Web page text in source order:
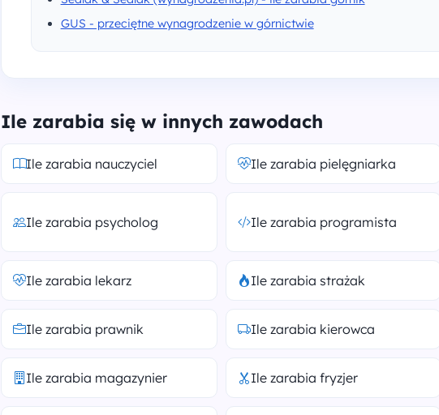
GUS - przeciętne wynagrodzenie w górnictwie
Ile zarabia się w innych zawodach
Ile zarabia nauczyciel Ile zarabia pielęgniarka
Ile zarabia psycholog Ile zarabia programista
Ile zarabia lekarz Ile zarabia strażak
Ile zarabia prawnik Ile zarabia kierowca
Ile zarabia magazynier Ile zarabia fryzjer